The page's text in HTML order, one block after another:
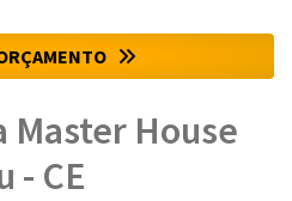
Master House
- CE